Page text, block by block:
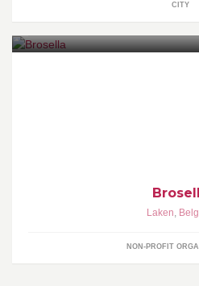
CITY
Laken,
NON-PROFIT